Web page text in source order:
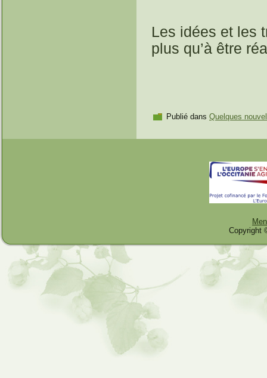
Les idées et les
plus qu’à être
Publié dans Quelques
Copyright